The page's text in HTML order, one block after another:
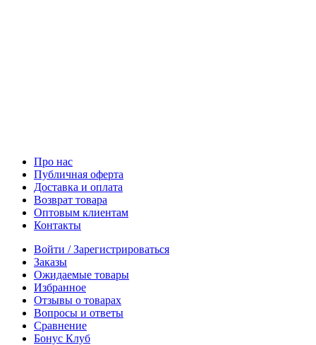
Про нас
Публичная оферта
Доставка и оплата
Возврат товара
Оптовым клиентам
Контакты
Войти / Зарегистрироваться
Заказы
Ожидаемые товары
Избранное
Отзывы о товарах
Вопросы и ответы
Сравнение
Бонус Клуб